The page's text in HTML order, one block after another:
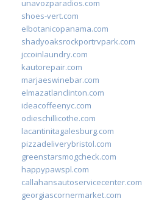
unavozparadios.com
shoes-vert.com
elbotanicopanama.com
shadyoaksrockportrvpark.com
jccoinlaundry.com
kautorepair.com
marjaeswinebar.com
elmazatlanclinton.com
ideacoffeenyc.com
odieschillicothe.com
lacantinitagalesburg.com
pizzadeliverybristol.com
greenstarsmogcheck.com
happypawspl.com
callahansautoservicecenter.com
georgiascornermarket.com